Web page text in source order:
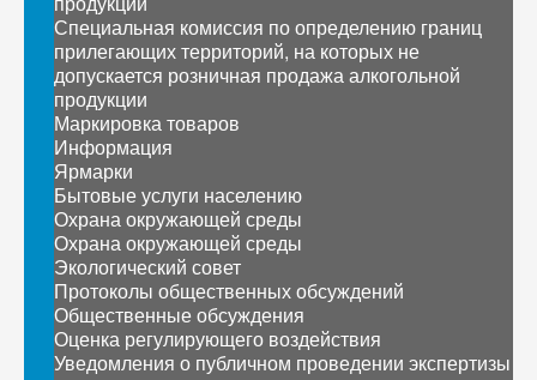
Специальная комиссия по определению границ
прилегающих территорий, на которых не
допускается розничная продажа алкогольной
продукции
Маркировка товаров
Информация
Ярмарки
Бытовые услуги населению
Охрана окружающей среды
Охрана окружающей среды
Экологический совет
Протоколы общественных обсуждений
Общественные обсуждения
Оценка регулирующего воздействия
Уведомления о публичном проведении экспертизы